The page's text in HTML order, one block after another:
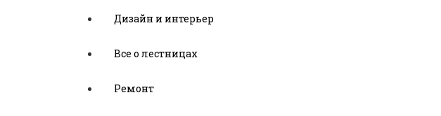
Дизайн и интерьер
Все о лестницах
Ремонт